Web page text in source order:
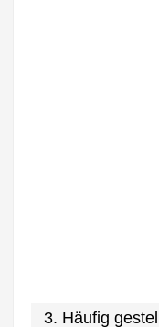
3. Häufig